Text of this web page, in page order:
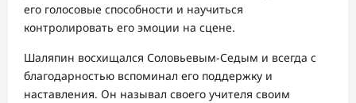
его голосовые способности и научиться
контролировать его эмоции на сцене.
Шаляпин восхищался Соловьевым-Седым и всегда с
благодарностью вспоминал его поддержку и
наставления. Он называл своего учителя своим